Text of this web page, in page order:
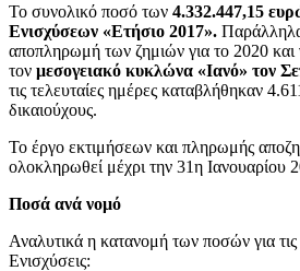
Το συνολικό ποσό των 4.332.447,15
Ενισχύσεων «Ετήσιο 2017».
αποπληρωμή των ζημιών για το 2020 και
τον μεσογειακό κυκλώνα «Ιανό» τον
τις τελευταίες ημέρες καταβλήθηκαν
δικαιούχους.
Το έργο εκτιμήσεων και πληρωμής
ολοκληρωθεί μέχρι την 31η Ιανουαρίου
Ποσά ανά νομό
Αναλυτικά η κατανομή των ποσών για
Ενισχύσεις: